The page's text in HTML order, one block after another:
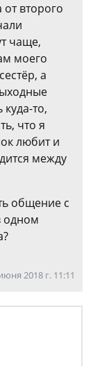
второго
чаще,
моего
а
то,
что я
любит и
между
общение с
одном
2018 г. 11:11